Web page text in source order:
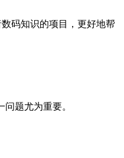
码知识的项目，更好地帮
题尤为重要。